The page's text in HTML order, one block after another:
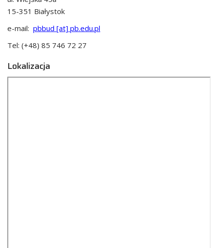
15-351 Białystok
e-mail: pbbud [at] pb.edu.pl
Tel: (+48) 85 746 72 27
Lokalizacja